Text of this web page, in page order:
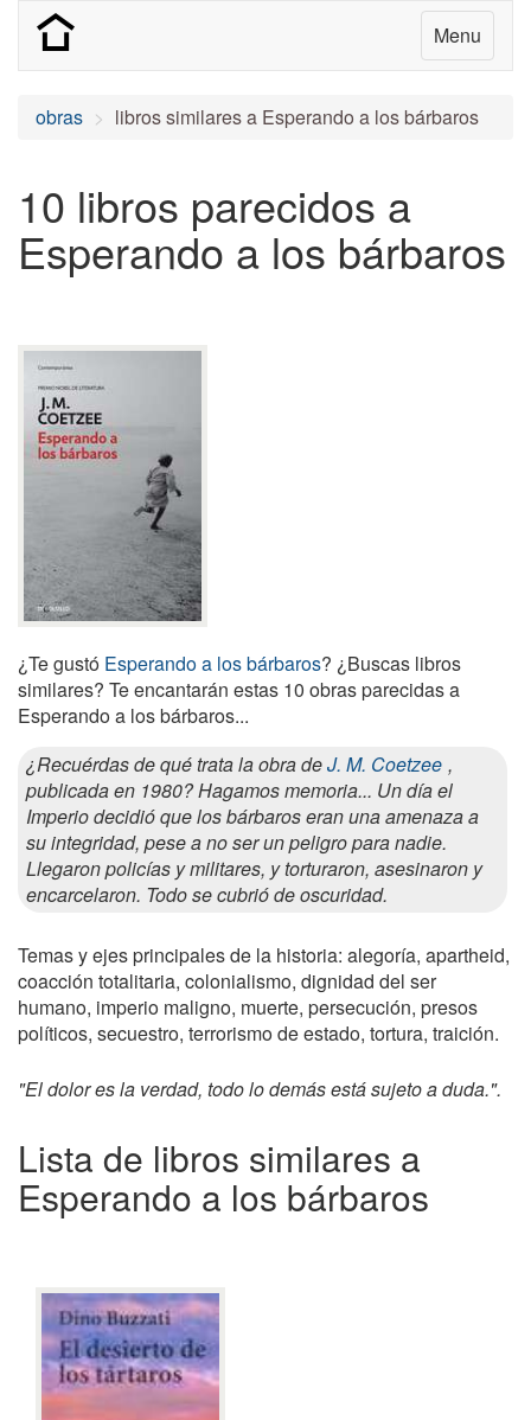
Menu
obras libros similares a Esperando a los bárbaros
10 libros parecidos a
Esperando a los bárbaros
¿Te gustó Esperando a los bárbaros? ¿Buscas libros
similares? Te encantarán estas 10 obras parecidas a
Esperando a los bárbaros...
¿Recuérdas de qué trata la obra deJ. M. Coetzee ,
publicada en 1980? Hagamos memoria... Un día el
Imperio decidió que los bárbaros eran una amenaza a
su integridad, pese a no ser un peligro para nadie.
Llegaron policías y militares, y torturaron, asesinaron y
encarcelaron. Todo se cubrió de oscuridad.
Temas y ejes principales de la historia: alegoría, apartheid,
coacción totalitaria, colonialismo, dignidad del ser
humano, imperio maligno, muerte, persecución, presos
políticos, secuestro, terrorismo de estado, tortura, traición.
"El dolor es la verdad, todo lo demás está sujeto a duda.".
Lista de libros similares a
Esperando a los bárbaros